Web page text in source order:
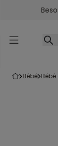
Accéder au
bébé